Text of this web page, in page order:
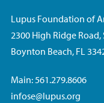
Lupus Foundation of
2300 High Ridge Road,
Boynton Beach, FL
Main: 561.279.8606
infose@lupus.org